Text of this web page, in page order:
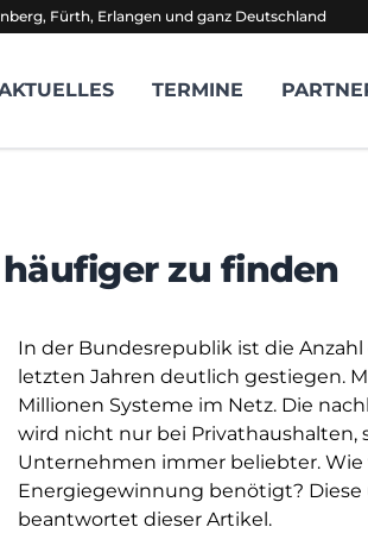
Fürth, Erlangen und ganz Deutschland
TERMINE
zu finden
In der Bundesrepublik ist die
letzten Jahren deutlich gestiegen.
Millionen Systeme im Netz. Die
wird nicht nur bei Privathaushalten,
Unternehmen immer beliebter. Wie
Energiegewinnung benötigt? Diese
beantwortet dieser Artikel.